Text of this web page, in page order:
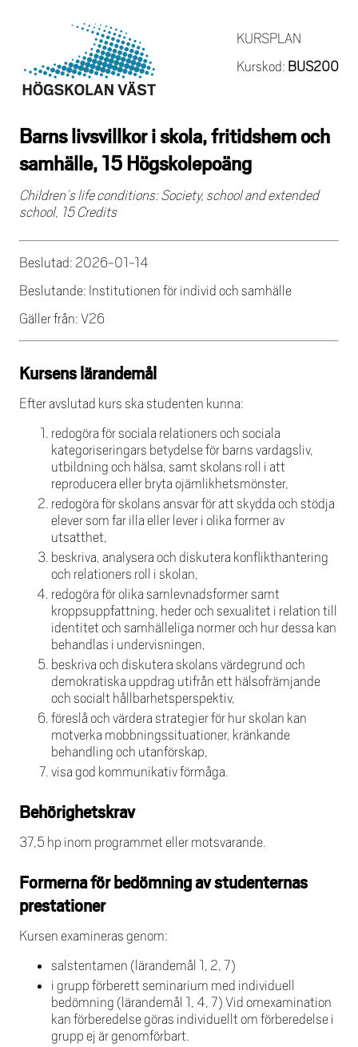
KURSPLAN
Kurskod: BUS200
Barns livsvillkor i skola, fritidshem och
samhälle, 15 Högskolepoäng
Children’s life conditions: Society, school and extended
school, 15 Credits
Beslutad: 2026-01-14
Beslutande: Institutionen för individ och samhälle
Gäller från: V26
Kursens lärandemål
Efter avslutad kurs ska studenten kunna:
redogöra för sociala relationers och sociala
kategoriseringars betydelse för barns vardagsliv,
utbildning och hälsa, samt skolans roll i att
reproducera eller bryta ojämlikhetsmönster,
redogöra för skolans ansvar för att skydda och stödja
elever som far illa eller lever i olika former av
utsatthet,
beskriva, analysera och diskutera konflikthantering
och relationers roll i skolan,
redogöra för olika samlevnadsformer samt
kroppsuppfattning, heder och sexualitet i relation till
identitet och samhälleliga normer och hur dessa kan
behandlas i undervisningen,
beskriva och diskutera skolans värdegrund och
demokratiska uppdrag utifrån ett hälsofrämjande
och socialt hållbarhetsperspektiv,
föreslå och värdera strategier för hur skolan kan
motverka mobbningssituationer, kränkande
behandling och utanförskap,
visa god kommunikativ förmåga.
Behörighetskrav
37,5 hp inom programmet eller motsvarande.
Formerna för bedömning av studenternas
prestationer
Kursen examineras genom:
salstentamen (lärandemål 1, 2, 7)
i grupp förberett seminarium med individuell
bedömning (lärandemål 1, 4, 7) Vid omexamination
kan förberedelse göras individuellt om förberedelse i
grupp ej är genomförbart.